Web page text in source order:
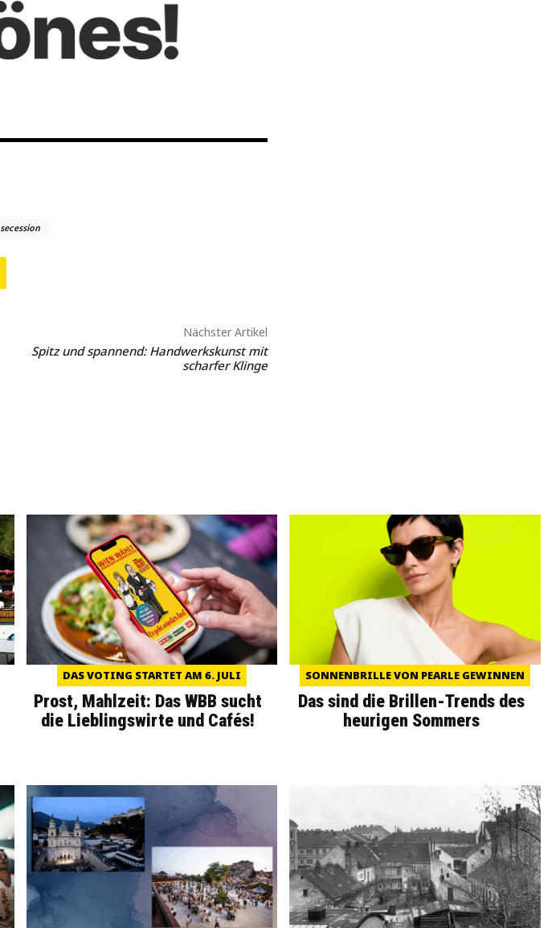
secession
Nächster Artikel
Spitz und spannend: Handwerkskunst mit
scharfer Klinge
DAS VOTING STARTET AM 6. JULI
Prost, Mahlzeit: Das WBB sucht
die Lieblingswirte und Cafés!
SONNENBRILLE VON PEARLE GEWINNEN
Das sind die Brillen-Trends des
heurigen Sommers